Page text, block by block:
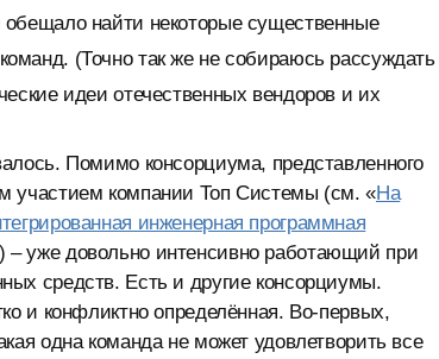
найти некоторые существенные
(Точно так же не собираюсь рассуждать
идеи отечественных вендоров и их
Помимо консорциума, представленного
участием компании Топ Системы (см. «На
инженерная программная
– уже довольно интенсивно работающий при
средств. Есть и другие консорциумы.
и конфликтно определённая. Во-первых,
одна команда не может удовлетворить все